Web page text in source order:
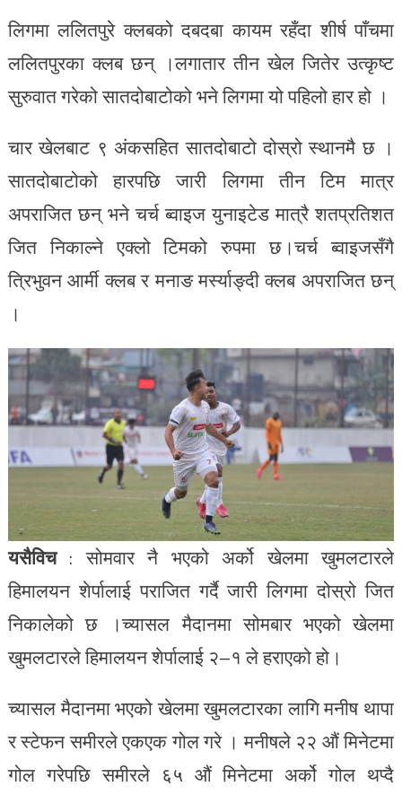
लिगमा ललितपुरे क्लबको दबदबा कायम रहँदा शीर्ष पाँचमा
ललितपुरका क्लब छन् ।लगातार तीन खेल जितेर उत्कृष्ट
सुरुवात गरेको सातदोबाटोको भने लिगमा यो पहिलो हार हो ।
चार खेलबाट ९ अंकसहित सातदोबाटो दोस्रो स्थानमै छ ।
सातदोबाटोको हारपछि जारी लिगमा तीन टिम मात्र
अपराजित छन् भने चर्च ब्वाइज युनाइटेड मात्रै शतप्रतिशत
जित निकाल्ने एक्लो टिमको रुपमा छ।चर्च ब्वाइजसँगै
त्रिभुवन आर्मी क्लब र मनाङ मर्स्याङ्दी क्लब अपराजित छन्
।
यसैविच: सोमवार नै भएको अर्को खेलमा खुमलटारले
हिमालयन शेर्पालाई पराजित गर्दै जारी लिगमा दोस्रो जित
निकालेको छ ।च्यासल मैदानमा सोमबार भएको खेलमा
खुमलटारले हिमालयन शेर्पालाई २–१ ले हराएको हो।
च्यासल मैदानमा भएको खेलमा खुमलटारका लागि मनीष थापा
र स्टेफन समीरले एकएक गोल गरे । मनीषले २२ औं मिनेटमा
गोल गरेपछि समीरले ६५ औं मिनेटमा अर्को गोल थप्दै